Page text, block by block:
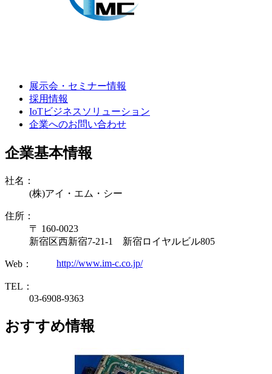
展示会・セミナー情報
採用情報
IoTビジネスソリューション
企業へのお問い合わせ
企業基本情報
社名：
(株)アイ・エム・シー
住所：
〒 160-0023
新宿区西新宿7-21-1 新宿ロイヤルビル805
Web： http://www.im-c.co.jp/
TEL：
03-6908-9363
おすすめ情報